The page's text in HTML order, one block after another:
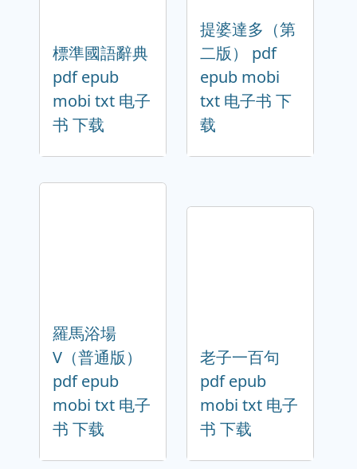
標準國語辭典
pdf epub
mobi txt 电子
书 下载
提婆達多（第
二版） pdf
epub mobi
txt 电子书 下
载
羅馬浴場
V（普通版）
pdf epub
mobi txt 电子
书 下载
老子一百句
pdf epub
mobi txt 电子
书 下载